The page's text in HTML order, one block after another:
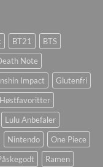
BT21
BTS
Note
Impact
Glutenfri
Høstfavoritter
Lulu Anbefaler
Nintendo
One Piece
Ramen